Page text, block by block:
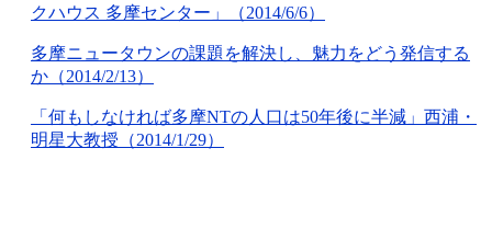
クハウス 多摩センター」（2014/6/6）
多摩ニュータウンの課題を解決し、魅力をどう発信する
か（2014/2/13）
「何もしなければ多摩NTの人口は50年後に半減」西浦・
明星大教授（2014/1/29）